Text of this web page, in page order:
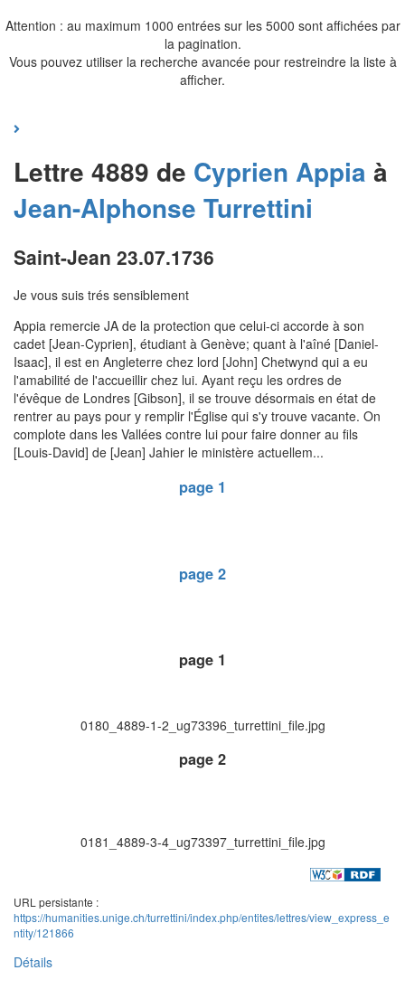
Attention : au maximum 1000 entrées sur les 5000 sont affichées par
la pagination.
Vous pouvez utiliser la recherche avancée pour restreindre la liste à
afficher.
Lettre 4889 de Cyprien Appia à
Jean-Alphonse Turrettini
Saint-Jean 23.07.1736
Je vous suis trés sensiblement
Appia remercie JA de la protection que celui-ci accorde à son
cadet [Jean-Cyprien], étudiant à Genève; quant à l'aîné [Daniel-
Isaac], il est en Angleterre chez lord [John] Chetwynd qui a eu
l'amabilité de l'accueillir chez lui. Ayant reçu les ordres de
l'évêque de Londres [Gibson], il se trouve désormais en état de
rentrer au pays pour y remplir l'Église qui s'y trouve vacante. On
complote dans les Vallées contre lui pour faire donner au fils
[Louis-David] de [Jean] Jahier le ministère actuellem...
page 1
page 2
page 1
0180_4889-1-2_ug73396_turrettini_file.jpg
page 2
0181_4889-3-4_ug73397_turrettini_file.jpg
URL persistante :
https://humanities.unige.ch/turrettini/index.php/entites/lettres/view_express_e
ntity/121866
Détails